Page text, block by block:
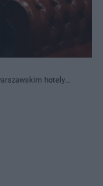
hotely